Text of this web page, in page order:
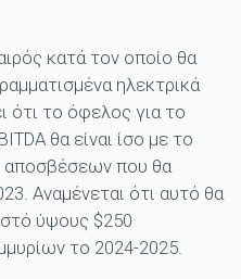
κατά τον οποίο θα
ηλεκτρικά
ότι το όφελος για το
θα είναι ίσο με το
αποσβέσεων που θα
Αναμένεται ότι αυτό θα
ύψους $250
το 2024-2025.